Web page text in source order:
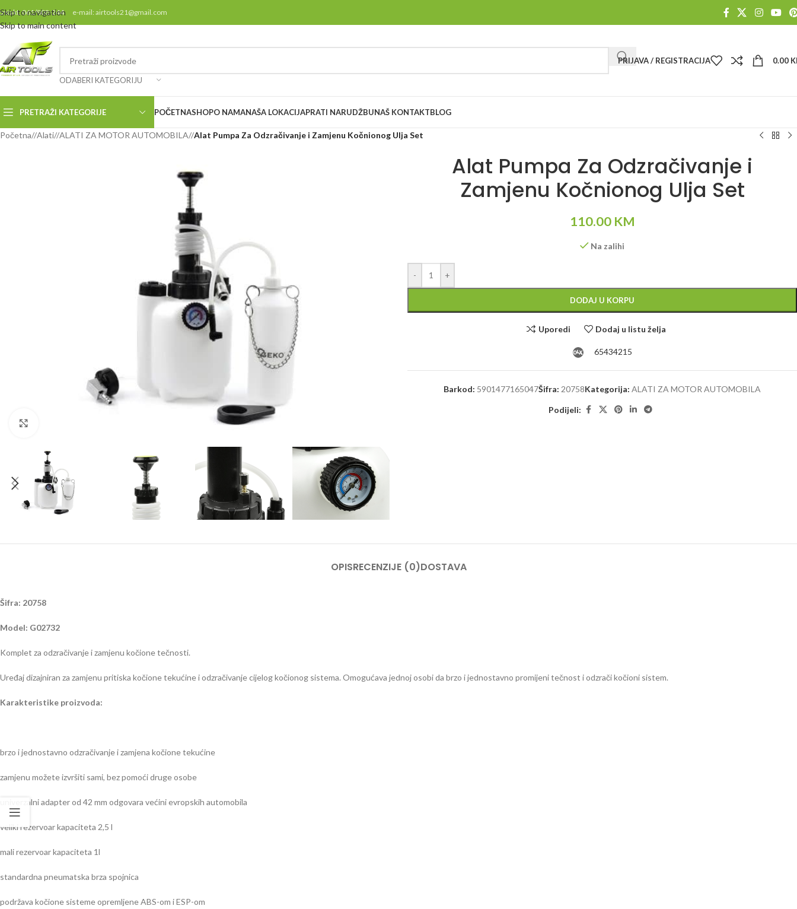
Skip to navigation
Skip to main content
061/808-244 e-mail: airtools21@gmail.com
ODABERI KATEGORIJU
PRIJAVA / REGISTRACIJA 0.00
PRETRAŽI KATEGORIJE POČETNASHOPO NAMANAŠA LOKACIJAPRATI NARUDŽBUNAŠ KONTAKTBLOG
Početna/ Alati/ ALATI ZA MOTOR AUTOMOBILA/ Alat Pumpa Za Odzračivanje i Zamjenu Kočnionog Ulja Set
Alat Pumpa Za Odzračivanje i
Zamjenu Kočnionog Ulja Set
110.00 KM
Na zalihi
- +
DODAJ U KORPU
Uporedi Dodaj u listu želja
65434215
Barkod: 5901477165047Šifra: 20758Kategorija: ALATI ZA MOTOR AUTOMOBILA
Podijeli:
OPISRECENZIJE (0)DOSTAVA
Šifra: 20758
Model: G02732
Komplet za odzračivanje i zamjenu kočione tečnosti.
Uređaj dizajniran za zamjenu pritiska kočione tekućine i odzračivanje cijelog kočionog sistema. Omogućava jednoj osobi da brzo i jednostavno promijeni tečnost i odzrači kočioni sistem.
Karakteristike proizvoda:
brzo i jednostavno odzračivanje i zamjena kočione tekućine
zamjenu možete izvršiti sami, bez pomoći druge osobe
univerzalni adapter od 42 mm odgovara većini evropskih automobila
veliki rezervoar kapaciteta 2,5 l
mali rezervoar kapaciteta 1l
standardna pneumatska brza spojnica
podržava kočione sisteme opremljene ABS-om i ESP-om